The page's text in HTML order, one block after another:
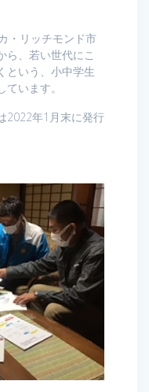
・リッチモンド市
ら、若い世代にこ
という、小中学生
います。
2022年1月末に発行